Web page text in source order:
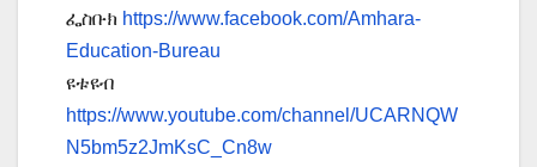
ፌስቡክ https://www.facebook.com/Amhara-
Education-Bureau
ዩቱዩብ
https://www.youtube.com/channel/UCARNQW
N5bm5z2JmKsC_Cn8w